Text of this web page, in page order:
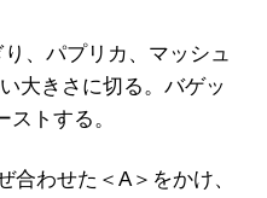
、パプリカ、マッシュ
大きさに切る。バゲッ
トする。
合わせた＜A＞をかけ、